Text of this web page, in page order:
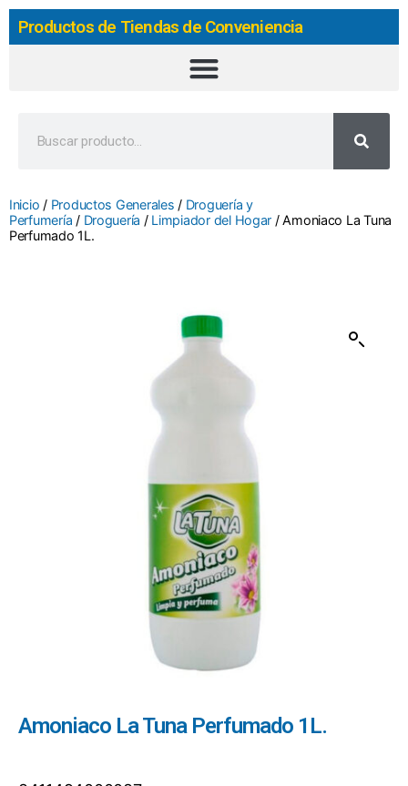
Productos de Tiendas de Conveniencia
Inicio / Productos Generales / Droguería y
Perfumería / Droguería / Limpiador del Hogar / Amoniaco La Tuna
Perfumado 1L.
Amoniaco La Tuna Perfumado 1L.